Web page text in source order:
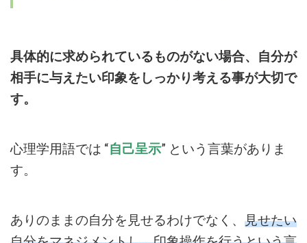
具体的に求められているものがない場合、自分が
相手に与えたい印象をしっかり考える事が大切で
す。
心理学用語では “自己呈示” という言葉がありま
す。
ありのままの自分を見せるわけでなく、 見せたい